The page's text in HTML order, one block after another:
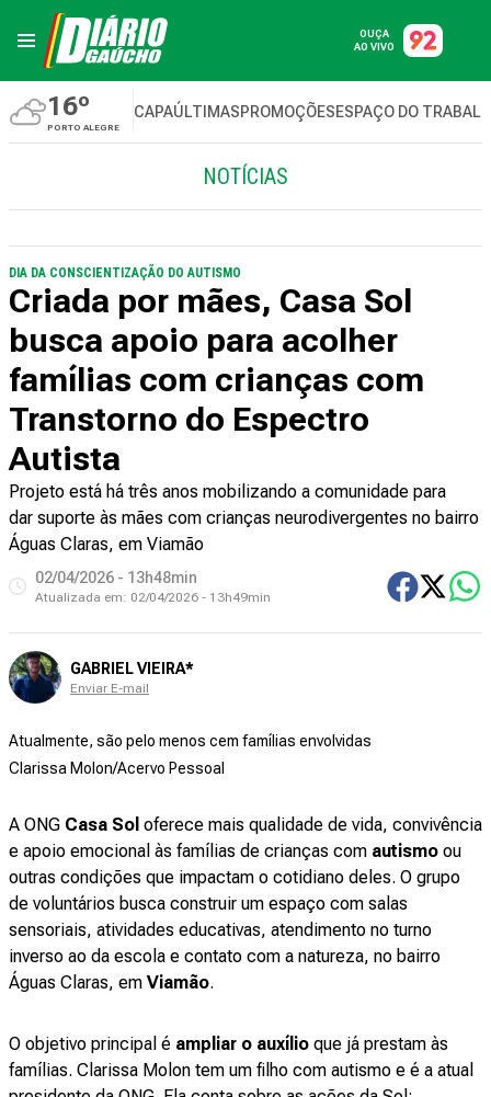
OUÇA
AO VIVO
16º
PORTO ALEGRE
CAPAÚLTIMASPROMOÇÕESESPAÇO DO
NOTÍCIAS
DIA DA CONSCIENTIZAÇÃO DO AUTISMO
Criada por mães, Casa Sol
busca apoio para acolher
famílias com crianças com
Transtorno do Espectro
Autista
Projeto está há três anos mobilizando a comunidade para
dar suporte às mães com crianças neurodivergentes no bairro
Águas Claras, em Viamão
02/04/2026 - 13h48min
Atualizada em: 02/04/2026 - 13h49min
GABRIEL VIEIRA*
Enviar E-mail
Atualmente, são pelo menos cem famílias envolvidas
Clarissa Molon/Acervo Pessoal
A ONG Casa Sol oferece mais qualidade de vida, convivência
e apoio emocional às famílias de crianças com autismo ou
outras condições que impactam o cotidiano deles. O grupo
de voluntários busca construir um espaço com salas
sensoriais, atividades educativas, atendimento no turno
inverso ao da escola e contato com a natureza, no bairro
Águas Claras, em Viamão.
O objetivo principal é ampliar o auxílio que já prestam às
famílias. Clarissa Molon tem um filho com autismo e é a atual